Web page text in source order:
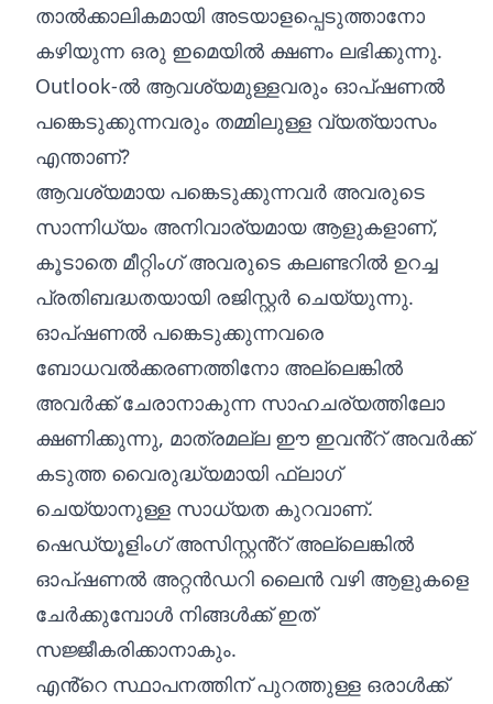
താൽക്കാലികമായി അടയാളപ്പെടുത്താനോ
കഴിയുന്ന ഒരു ഇമെയിൽ ക്ഷണം ലഭിക്കുന്നു.
Outlook-ൽ ആവശ്യമുള്ളവരും ഓപ്ഷണൽ
പങ്കെടുക്കുന്നവരും തമ്മിലുള്ള വ്യത്യാസം
എന്താണ്?
ആവശ്യമായ പങ്കെടുക്കുന്നവർ അവരുടെ
സാന്നിധ്യം അനിവാര്യമായ ആളുകളാണ്,
കൂടാതെ മീറ്റിംഗ് അവരുടെ കലണ്ടറിൽ ഉറച്ച
പ്രതിബദ്ധതയായി രജിസ്റ്റർ ചെയ്യുന്നു.
ഓപ്ഷണൽ പങ്കെടുക്കുന്നവരെ
ബോധവൽക്കരണത്തിനോ അല്ലെങ്കിൽ
അവർക്ക് ചേരാനാകുന്ന സാഹചര്യത്തിലോ
ക്ഷണിക്കുന്നു, മാത്രമല്ല ഈ ഇവൻ്റ് അവർക്ക്
കടുത്ത വൈരുദ്ധ്യമായി ഫ്ലാഗ്
ചെയ്യാനുള്ള സാധ്യത കുറവാണ്.
ഷെഡ്യൂളിംഗ് അസിസ്റ്റൻ്റ് അല്ലെങ്കിൽ
ഓപ്‌ഷണൽ അറ്റൻഡറി ലൈൻ വഴി ആളുകളെ
ചേർക്കുമ്പോൾ നിങ്ങൾക്ക് ഇത്
സജ്ജീകരിക്കാനാകും.
എൻ്റെ സ്ഥാപനത്തിന് പുറത്തുള്ള ഒരാൾക്ക്